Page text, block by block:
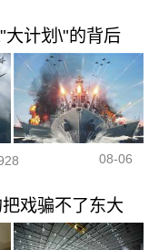
大计划\"的背后
08-06
戏骗不了东大